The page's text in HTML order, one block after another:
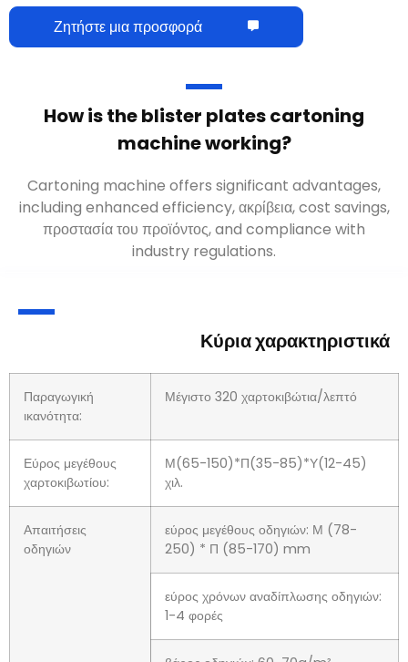
Ζητήστε μια προσφορά
How is the blister plates cartoning
machine working?
Cartoning machine offers significant advantages,
including enhanced efficiency, ακρίβεια,cost savings,
προστασία του προϊόντος,and compliance with
industry regulations.
Κύρια χαρακτηριστικά
Παραγωγική
ικανότητα:
Μέγιστο 320 χαρτοκιβώτια/λεπτό
Εύρος μεγέθους
χαρτοκιβωτίου:
Μ(65-150)*Π(35-85)*Υ(12-45)
χιλ.
Απαιτήσεις
οδηγιών
εύρος μεγέθους οδηγιών: Μ (78-
250) * Π (85-170) mm
εύρος χρόνων αναδίπλωσης οδηγιών:
1-4 φορές